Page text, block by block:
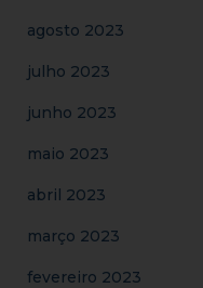
agosto 2023
julho 2023
junho 2023
maio 2023
abril 2023
março 2023
fevereiro 2023